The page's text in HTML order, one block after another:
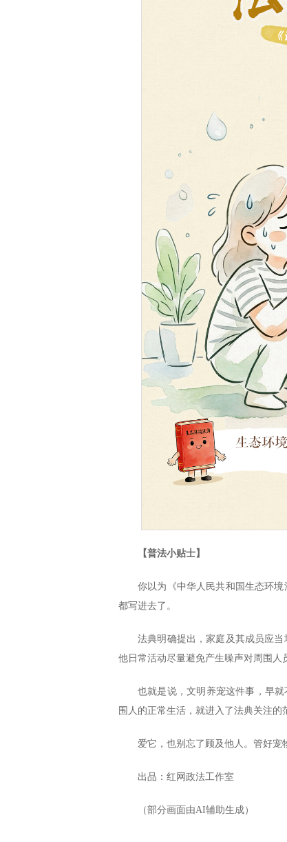
【普法小贴士】
你以为《中华人民共和国生态环
都写进去了。
法典明确提出，家庭及其成员应
他日常活动尽量避免产生噪声对周围人
也就是说，文明养宠这件事，早
围人的正常生活，就进入了法典关注的
爱它，也别忘了顾及他人。管好宠
出品：红网政法工作室
（部分画面由AI辅助生成）